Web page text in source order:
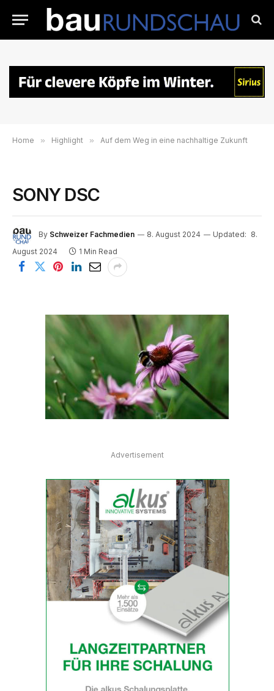
Home » Highlight » Auf dem Weg in eine nachhaltige Zukunft
SONY DSC
By Schweizer Fachmedien 8. August 2024 Updated: 8.
August 2024
1 Min Read
Advertisement